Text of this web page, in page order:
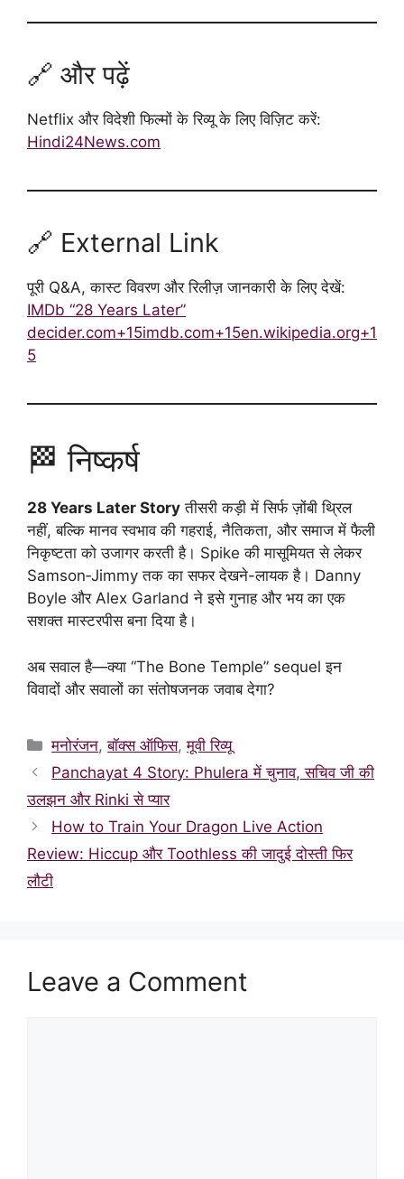
🔗 और पढ़ें
Netflix और विदेशी फिल्मों के रिव्यू के लिए विज़िट करें:
Hindi24News.com
🔗 External Link
पूरी Q&A, कास्ट विवरण और रिलीज़ जानकारी के लिए देखें:
IMDb “28 Years Later”
decider.com+15imdb.com+15en.wikipedia.org+1
5
🏁 निष्कर्ष
28 Years Later Story तीसरी कड़ी में सिर्फ ज़ोंबी थ्रिल
नहीं, बल्कि मानव स्वभाव की गहराई, नैतिकता, और समाज में फैली
निकृष्टता को उजागर करती है। Spike की मासूमियत से लेकर
Samson‑Jimmy तक का सफर देखने-लायक है। Danny
Boyle और Alex Garland ने इसे गुनाह और भय का एक
सशक्त मास्टरपीस बना दिया है।
अब सवाल है—क्या “The Bone Temple” sequel इन
विवादों और सवालों का संतोषजनक जवाब देगा?
Categories
मनोरंजन,बॉक्स ऑफिस,मूवी रिव्यू
Panchayat 4 Story: Phulera में चुनाव, सचिव जी की
उलझन और Rinki से प्यार
How to Train Your Dragon Live Action
Review: Hiccup और Toothless की जादुई दोस्ती फिर
लौटी
Leave a Comment